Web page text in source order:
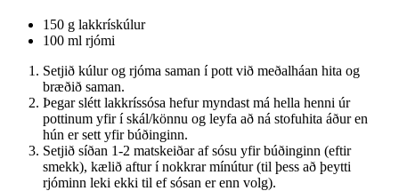
150 g lakkrískúlur
100 ml rjómi
Setjið kúlur og rjóma saman í pott við meðalháan hita og
bræðið saman.
Þegar slétt lakkríssósa hefur myndast má hella henni úr
pottinum yfir í skál/könnu og leyfa að ná stofuhita áður en
hún er sett yfir búðinginn.
Setjið síðan 1-2 matskeiðar af sósu yfir búðinginn (eftir
smekk), kælið aftur í nokkrar mínútur (til þess að þeytti
rjóminn leki ekki til ef sósan er enn volg).